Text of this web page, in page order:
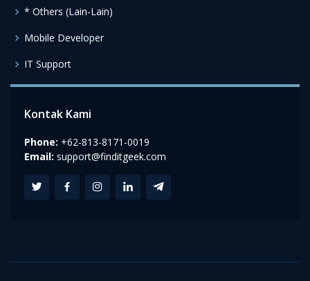
* Others (Lain-Lain)
Mobile Developer
IT Support
Kontak Kami
Phone: +62-813-8171-0019
Email: support@finditgeek.com